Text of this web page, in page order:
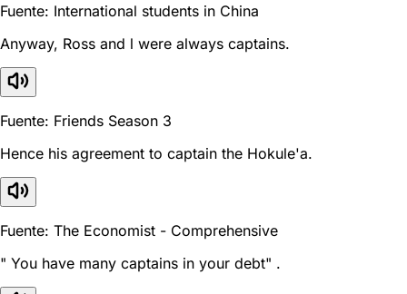
Fuente: International students in China
Anyway, Ross and l were always captains.
Fuente: Friends Season 3
Hence his agreement to captain the Hokule'a.
Fuente: The Economist - Comprehensive
" You have many captains in your debt" .